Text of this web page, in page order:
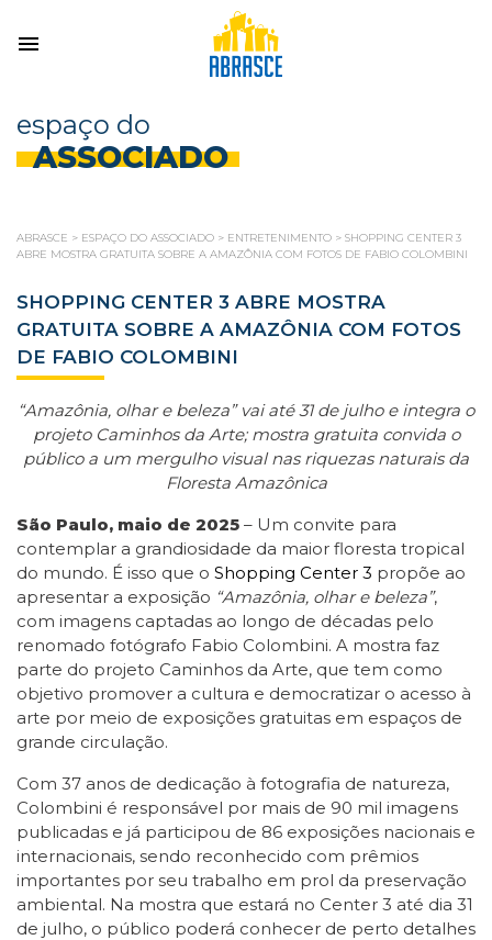
espaço do
ASSOCIADO
ABRASCE > ESPAÇO DO ASSOCIADO > ENTRETENIMENTO > SHOPPING CENTER 3
ABRE MOSTRA GRATUITA SOBRE A AMAZÔNIA COM FOTOS DE FABIO COLOMBINI
SHOPPING CENTER 3 ABRE MOSTRA
GRATUITA SOBRE A AMAZÔNIA COM FOTOS
DE FABIO COLOMBINI
“Amazônia, olhar e beleza” vai até 31 de julho e integra o
projeto Caminhos da Arte; mostra gratuita convida o
público a um mergulho visual nas riquezas naturais da
Floresta Amazônica
São Paulo, maio de 2025 – Um convite para
contemplar a grandiosidade da maior floresta tropical
do mundo. É isso que o Shopping Center 3 propõe ao
apresentar a exposição “Amazônia, olhar e beleza”,
com imagens captadas ao longo de décadas pelo
renomado fotógrafo Fabio Colombini. A mostra faz
parte do projeto Caminhos da Arte, que tem como
objetivo promover a cultura e democratizar o acesso à
arte por meio de exposições gratuitas em espaços de
grande circulação.
Com 37 anos de dedicação à fotografia de natureza,
Colombini é responsável por mais de 90 mil imagens
publicadas e já participou de 86 exposições nacionais e
internacionais, sendo reconhecido com prêmios
importantes por seu trabalho em prol da preservação
ambiental. Na mostra que estará no Center 3 até dia 31
de julho, o público poderá conhecer de perto detalhes